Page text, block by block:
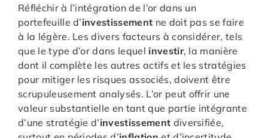
Réfléchir à l’intégration de l’or dans un
portefeuille d’investissement ne doit pas se faire
à la légère. Les divers facteurs à considérer, tels
que le type d’or dans lequel investir, la manière
dont il complète les autres actifs et les stratégies
pour mitiger les risques associés, doivent être
scrupuleusement analysés. L’or peut offrir une
valeur substantielle en tant que partie intégrante
d’une stratégie d’investissement diversifiée,